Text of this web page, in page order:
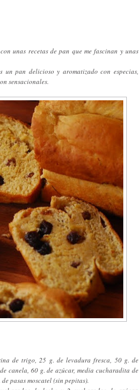
unas recetas de pan que me fascinan y unas
pan delicioso y aromatizado con especias,
sensacionales.
de trigo, 25 g. de levadura fresca, 50 g. de
canela, 60 g. de azúcar, media cucharadita de
pasas moscatel (sin pepitas).